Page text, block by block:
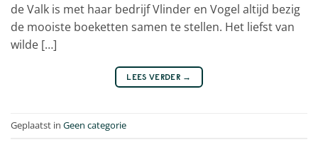
de Valk is met haar bedrijf Vlinder en Vogel altijd bezig
de mooiste boeketten samen te stellen. Het liefst van
wilde […]
LEES VERDER →
Geplaatst in Geen categorie